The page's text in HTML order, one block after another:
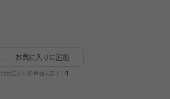
お気に入りに追加
お気に入りの登録人数： 14